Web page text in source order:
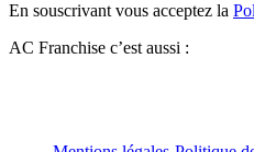
En souscrivant vous acceptez la
AC Franchise c’est aussi :